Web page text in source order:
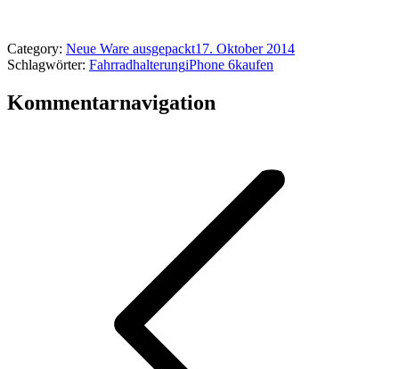
Category: Neue Ware ausgepackt17. Oktober 2014
Schlagwörter: FahrradhalterungiPhone 6kaufen
Kommentarnavigation